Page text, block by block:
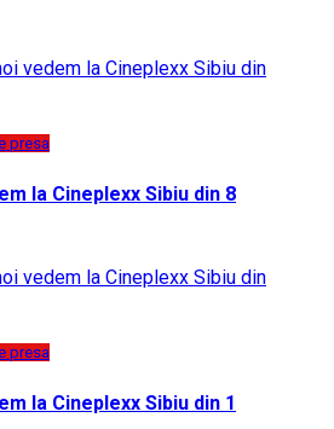
presa
la Cineplexx Sibiu din 8
presa
la Cineplexx Sibiu din 1